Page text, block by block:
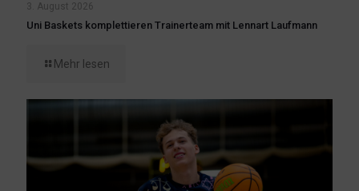
3. August 2026
Uni Baskets komplettieren Trainerteam mit Lennart Laufmann
Mehr lesen